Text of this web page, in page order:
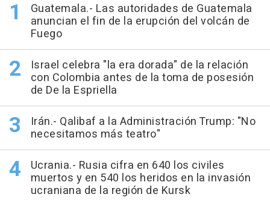
Guatemala.- Las autoridades de Guatemala
anuncian el fin de la erupción del volcán de
Fuego
Israel celebra "la era dorada" de la relación
con Colombia antes de la toma de posesión
de De la Espriella
Irán.- Qalibaf a la Administración Trump: "No
necesitamos más teatro"
Ucrania.- Rusia cifra en 640 los civiles
muertos y en 540 los heridos en la invasión
ucraniana de la región de Kursk